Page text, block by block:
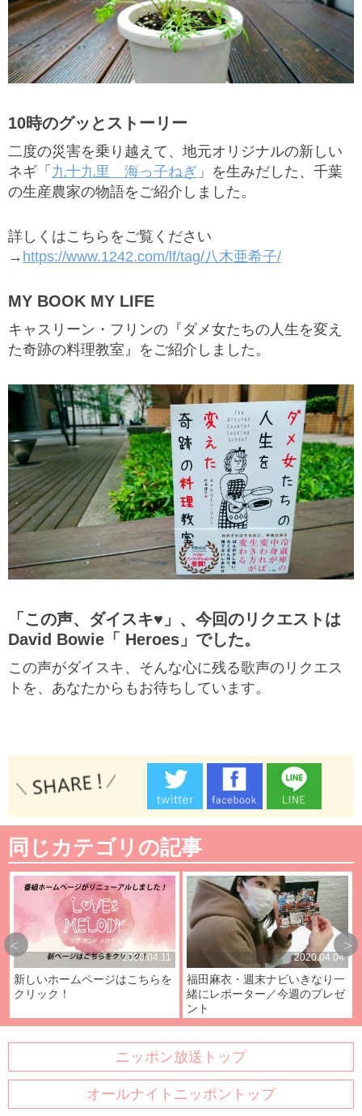
10時のグッとストーリー
二度の災害を乗り越えて、地元オリジナルの新しい
ネギ「 九十九里 海っ子ねぎ 」を生みだした、千葉
の生産農家の物語をご紹介しました。
詳しくはこちらをご覧ください
→ https://www.1242.com/lf/tag/八木亜希子/
MY BOOK MY LIFE
キャスリーン・フリンの『 ダメ女たちの人生を変え
た奇跡の料理教室』をご紹介しました。
「この声、ダイスキ♥」、今回のリクエストは
David Bowie「 Heroes」でした。
この声がダイスキ、そんな心に残る歌声のリクエス
トを、あなたからもお待ちしています。
同じカテゴリの記事
2020.04.11
新しいホームページはこちらを
クリック！
2020.04.04
福田麻衣・週末ナビいきなり一
緒にレポーター／今週のプレゼ
ント
ニッポン放送トップ
オールナイトニッポントップ